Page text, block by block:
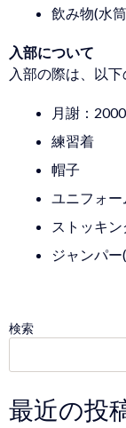
飲み物(水
入部について
入部の際は、以下
月謝：
練習着
帽子
ユニフォー
ストッキ
ジャンパ
検索
最近の投